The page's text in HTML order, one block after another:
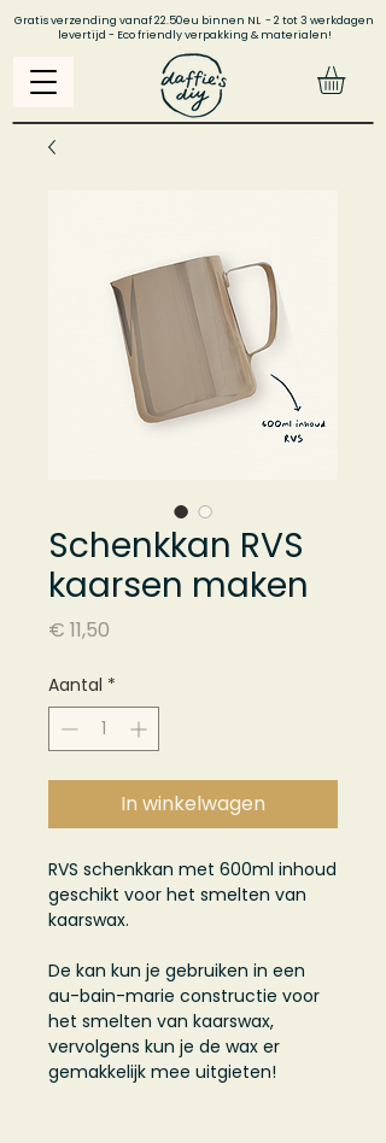
Gratis verzending vanaf 22.50eu binnen NL - 2 tot 3 werkdagen
levertijd - Eco friendly verpakking & materialen!
Schenkkan RVS
kaarsen maken
€ 11,50
Aantal *
In winkelwagen
RVS schenkkan met 600ml inhoud
geschikt voor het smelten van
kaarswax.
De kan kun je gebruiken in een
au-bain-marie constructie voor
het smelten van kaarswax,
vervolgens kun je de wax er
gemakkelijk mee uitgieten!